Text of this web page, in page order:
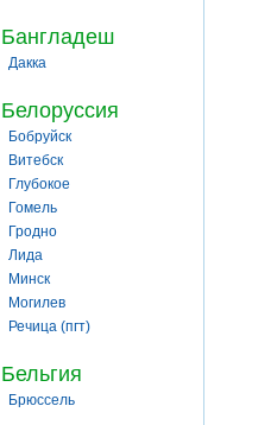
Бангладеш
Дакка
Белоруссия
Бобруйск
Витебск
Глубокое
Гомель
Гродно
Лида
Минск
Могилев
Речица (пгт)
Бельгия
Брюссель